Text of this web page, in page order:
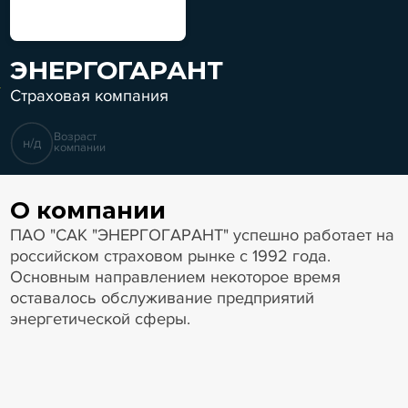
ЭНЕРГОГАРАНТ
Страховая компания
н/д Возраст
компании
О компании
ПАО "САК "ЭНЕРГОГАРАНТ" успешно работает на
российском страховом рынке с 1992 года.
Основным направлением некоторое время
оставалось обслуживание предприятий
энергетической сферы.